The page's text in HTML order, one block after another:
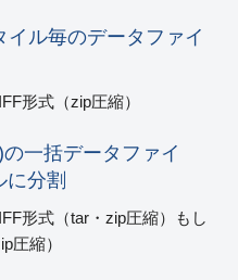
ル毎のデータファイ
形式（zip圧縮）
一括データファイ
に分割
形式（tar・zip圧縮）もし
圧縮）